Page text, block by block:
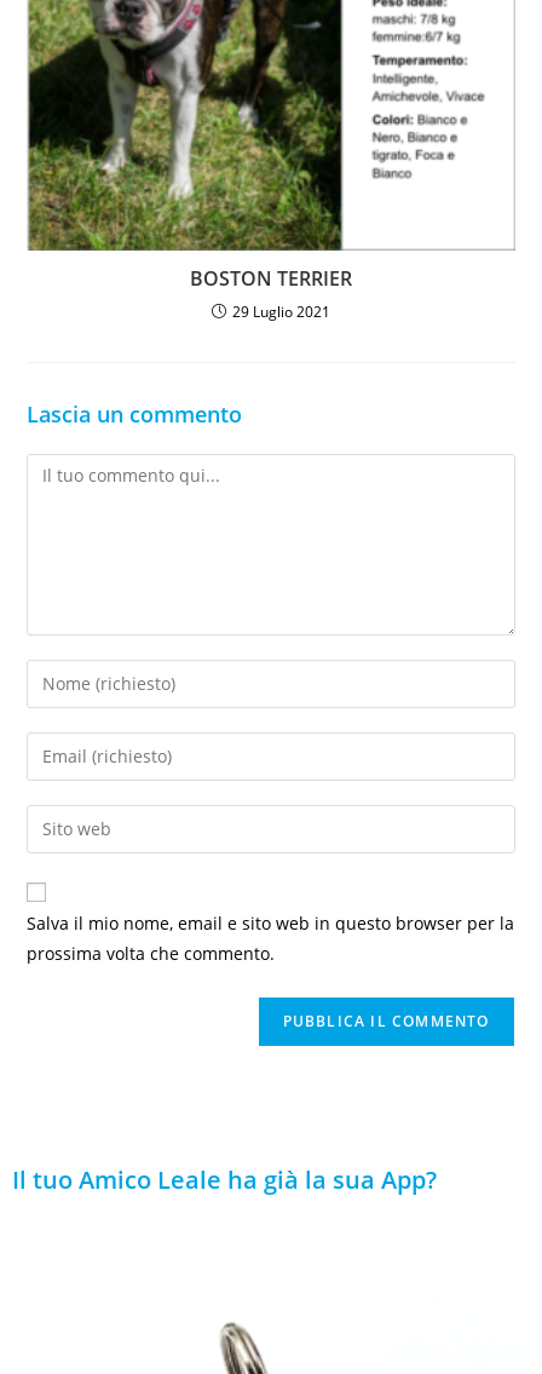
BOSTON TERRIER
29 Luglio 2021
Lascia un commento
Salva il mio nome, email e sito web in questo browser per la
prossima volta che commento.
Il tuo Amico Leale ha già la sua App?